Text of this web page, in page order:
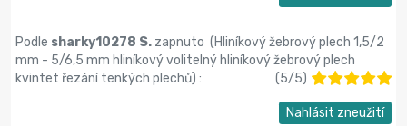
Podle sharky10278 S. zapnuto (Hliníkový žebrový plech 1,5/2
mm - 5/6,5 mm hliníkový volitelný hliníkový žebrový plech
kvintet řezání tenkých plechů) : (5/5)
Nahlásit zneužití